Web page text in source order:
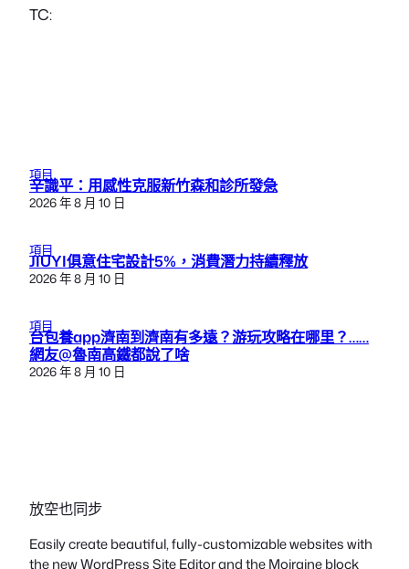
TC:
項目
辛識平：用感性克服新竹森和診所發急
2026 年 8 月 10 日
項目
JIUYI俱意住宅設計5%，消費潛力持續釋放
2026 年 8 月 10 日
項目
台包養app濟南到濟南有多遠？游玩攻略在哪里？……
網友@魯南高鐵都說了啥
2026 年 8 月 10 日
放空也同步
Easily create beautiful, fully-customizable websites with
the new WordPress Site Editor and the Moiraine block